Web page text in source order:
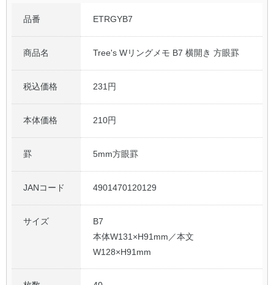
品番 ETRGYB7
商品名 Tree's Wリングメモ B7 横開き 方眼罫
税込価格 231円
本体価格 210円
罫 5mm方眼罫
JANコード 4901470120129
サイズ
B7
本体W131×H91mm／本文
W128×H91mm